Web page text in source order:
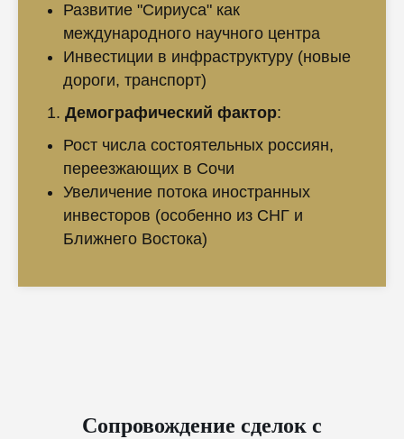
Развитие "Сириуса" как
международного научного центра
Инвестиции в инфраструктуру (новые
дороги, транспорт)
Демографический фактор:
Рост числа состоятельных россиян,
переезжающих в Сочи
Увеличение потока иностранных
инвесторов (особенно из СНГ и
Ближнего Востока)
Сопровождение сделок с